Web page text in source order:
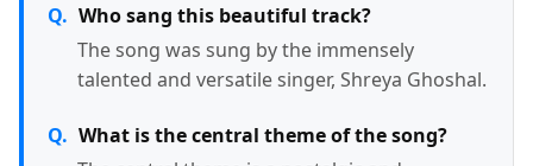
Who sang this beautiful track?
The song was sung by the immensely
talented and versatile singer, Shreya Ghoshal.
What is the central theme of the song?